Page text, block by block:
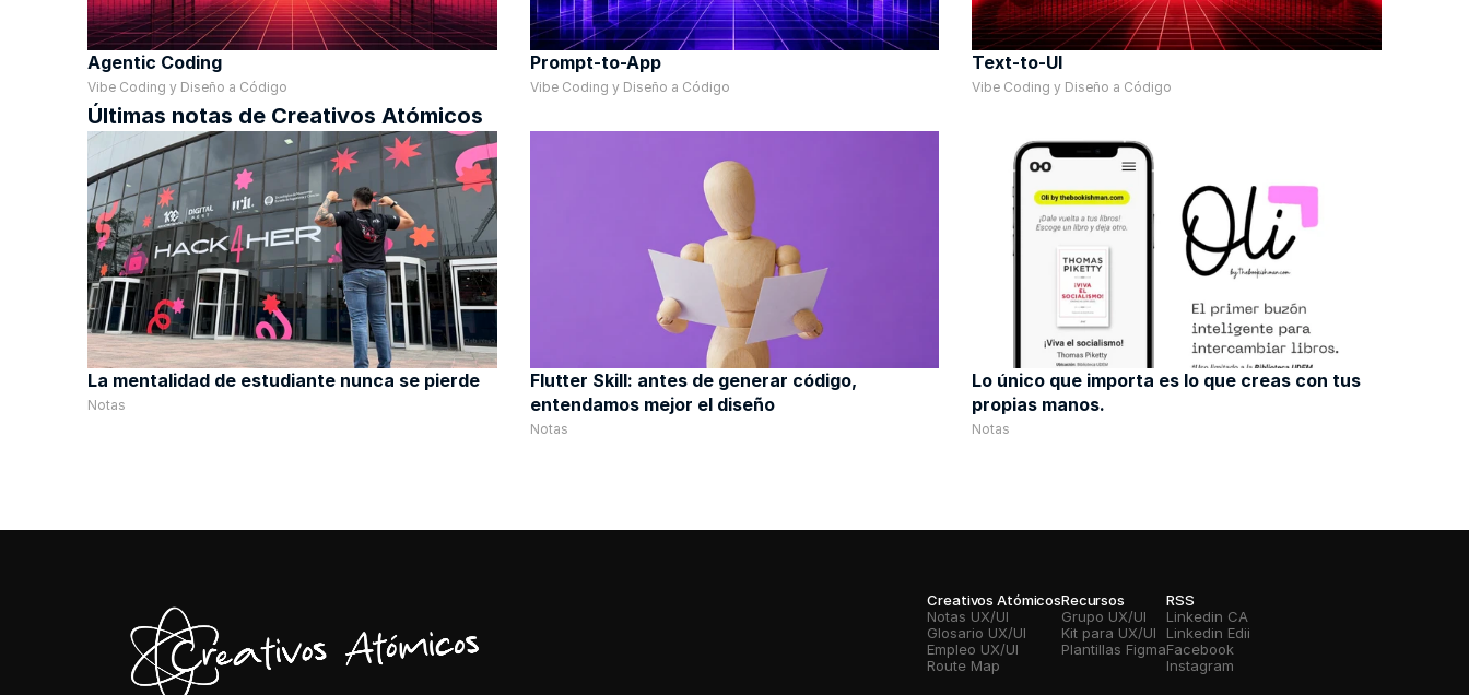
Agentic Coding
Vibe Coding y Diseño a Código
Prompt-to-App
Vibe Coding y Diseño a Código
Text-to-UI
Vibe Coding y Diseño a Código
Últimas notas de Creativos Atómicos
La mentalidad de estudiante nunca se pierde
Notas
Flutter Skill: antes de generar código,
entendamos mejor el diseño
Notas
Lo único que importa es lo que creas con tus
propias manos.
Notas
Creativos Atómicos
Notas UX/UI
Glosario UX/UI
Empleo UX/UI
Route Map
Recursos
Grupo UX/UI
Kit para UX/UI
Plantillas Figma
RSS
Linkedin CA
Linkedin Edii
Facebook
Instagram